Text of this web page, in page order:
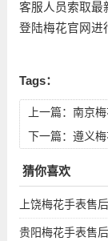
客服人员索取最
登陆梅花官网进
Tags：
上一篇： 南京
址查询
下一篇： 遵义
猜你喜欢
上饶梅花手表售
贵阳梅花手表售